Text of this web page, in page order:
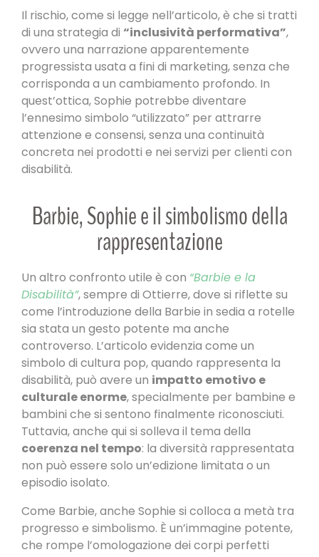
Il rischio, come si legge nell’articolo, è che si tratti
di una strategia di “inclusività performativa”,
ovvero una narrazione apparentemente
progressista usata a fini di marketing, senza che
corrisponda a un cambiamento profondo. In
quest’ottica, Sophie potrebbe diventare
l’ennesimo simbolo “utilizzato” per attrarre
attenzione e consensi, senza una continuità
concreta nei prodotti e nei servizi per clienti con
disabilità.
Barbie, Sophie e il simbolismo della
rappresentazione
Un altro confronto utile è con “Barbie e la
Disabilità”, sempre di Ottierre, dove si riflette su
come l’introduzione della Barbie in sedia a rotelle
sia stata un gesto potente ma anche
controverso. L’articolo evidenzia come un
simbolo di cultura pop, quando rappresenta la
disabilità, può avere un impatto emotivo e
culturale enorme, specialmente per bambine e
bambini che si sentono finalmente riconosciuti.
Tuttavia, anche qui si solleva il tema della
coerenza nel tempo: la diversità rappresentata
non può essere solo un’edizione limitata o un
episodio isolato.
Come Barbie, anche Sophie si colloca a metà tra
progresso e simbolismo. È un’immagine potente,
che rompe l’omologazione dei corpi perfetti